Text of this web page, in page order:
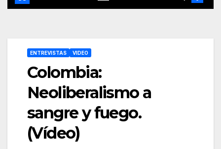
ENTREVISTAS VIDEO
Colombia:
Neoliberalismo a
sangre y fuego.
(Vídeo)